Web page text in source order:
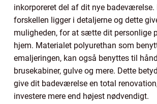
inkorporeret del af dit nye badeværelse.
forskellen ligger i detaljerne og dette
muligheden, for at sætte dit personlige
hjem. Materialet polyurethan som
emaljeringen, kan også benyttes til
brusekabiner, gulve og mere. Dette
give dit badeværelse en total
investere mere end højest nødvendigt.